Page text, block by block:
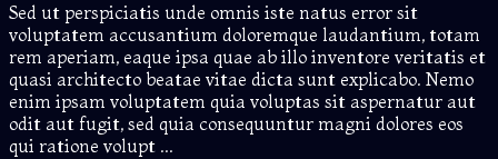
Sed ut perspiciatis unde omnis iste natus error sit
voluptatem accusantium doloremque laudantium, totam
rem aperiam, eaque ipsa quae ab illo inventore veritatis et
quasi architecto beatae vitae dicta sunt explicabo. Nemo
enim ipsam voluptatem quia voluptas sit aspernatur aut
odit aut fugit, sed quia consequuntur magni dolores eos
qui ratione volupt ...